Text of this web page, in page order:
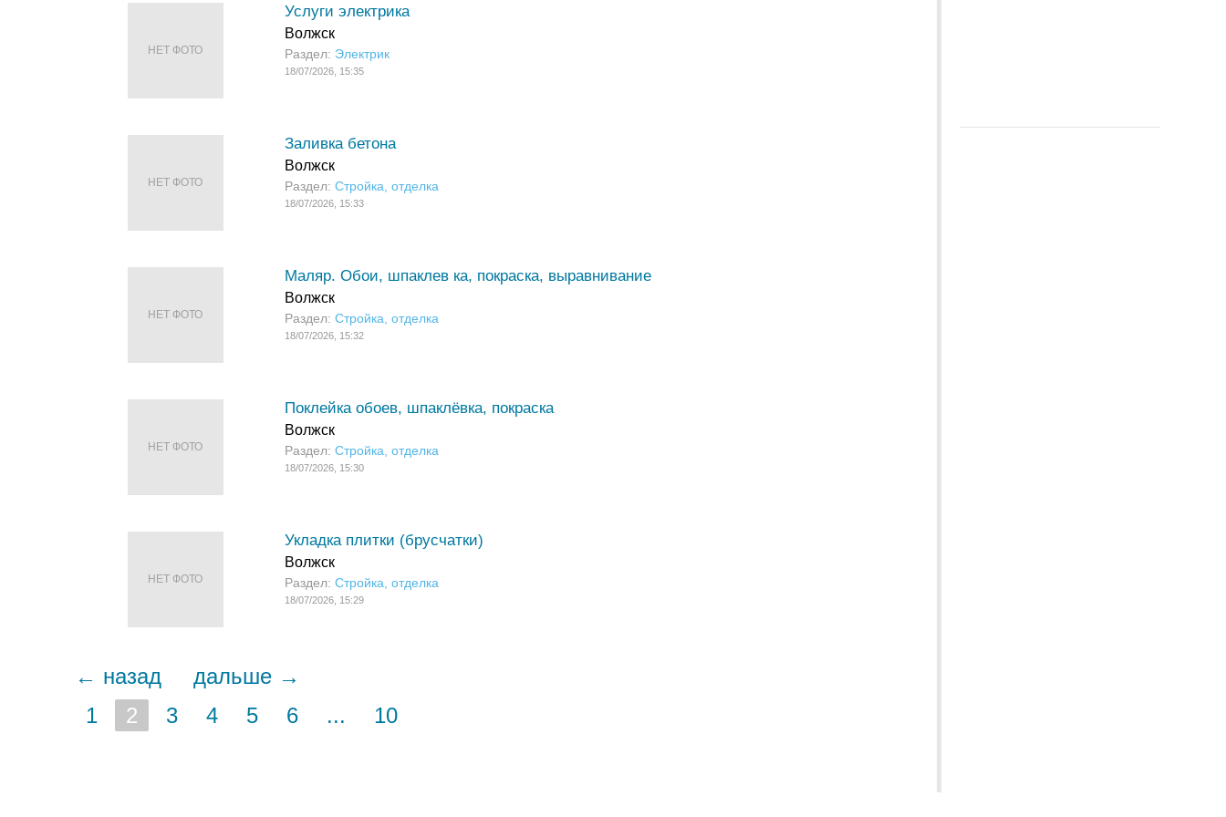
НЕТ ФОТО
Услуги электрика
Волжск
Раздел: Электрик
18/07/2026, 15:35
НЕТ ФОТО
Заливка бетона
Волжск
Раздел: Стройка, отделка
18/07/2026, 15:33
НЕТ ФОТО
Маляр. Обои, шпаклев ка, покраска, выравнивание
Волжск
Раздел: Стройка, отделка
18/07/2026, 15:32
НЕТ ФОТО
Поклейка обоев, шпаклёвка, покраска
Волжск
Раздел: Стройка, отделка
18/07/2026, 15:30
НЕТ ФОТО
Укладка плитки (брусчатки)
Волжск
Раздел: Стройка, отделка
18/07/2026, 15:29
← назад
дальше →
1
2 3 4 5 6 ... 10